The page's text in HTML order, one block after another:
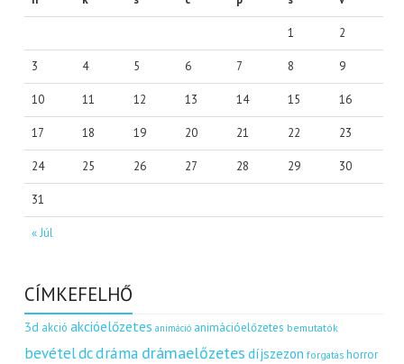
« Júl
1 2
3 4 5 6 7 8 9
10 11 12 13 14 15 16
17 18 19 20 21 22 23
24 25 26 27 28 29 30
31
CÍMKEFELHŐ
3d akció akcióelőzetes animáció animációelőzetes bemutatók
bevételdcdráma drámaelőzetes díjszezon forgatás horror